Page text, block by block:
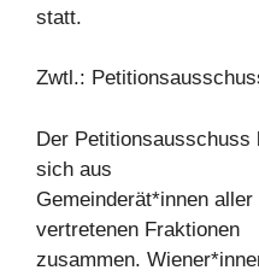
statt.
Zwtl.:
Der
sich aus
Gemeinderät*innen
vertretenen Fraktionen
zusammen.